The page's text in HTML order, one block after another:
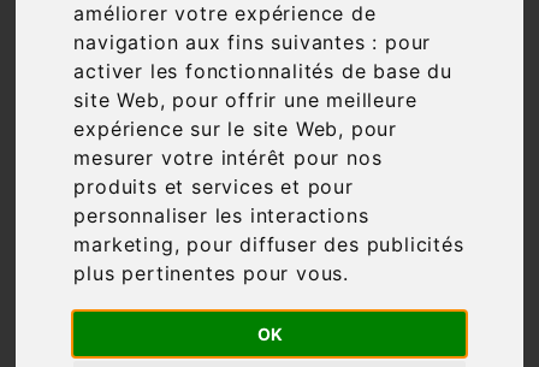
améliorer votre expérience de
navigation aux fins suivantes : pour
activer les fonctionnalités de base du
site Web, pour offrir une meilleure
expérience sur le site Web, pour
mesurer votre intérêt pour nos
produits et services et pour
personnaliser les interactions
marketing, pour diffuser des publicités
plus pertinentes pour vous.
OK
 Filtre 95 articles
Pertinence